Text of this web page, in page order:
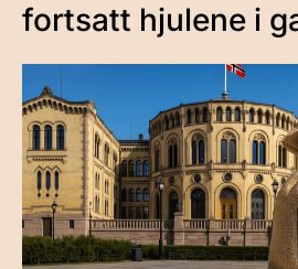
fortsatt hjulene i